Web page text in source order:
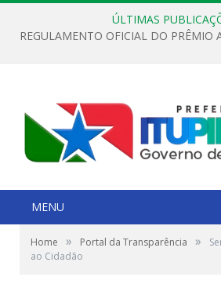
ÚLTIMAS
MENU
Home » Portal da Transparência »
ao Cidadão